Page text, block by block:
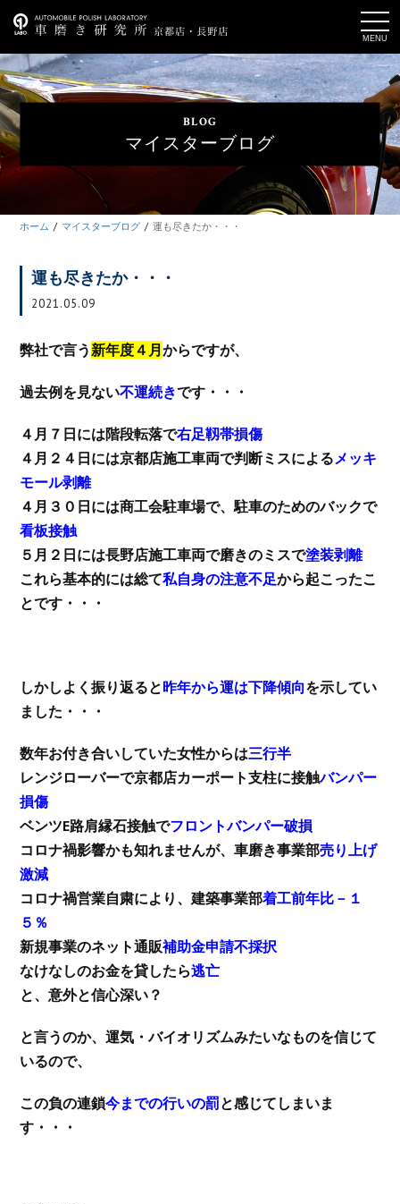
t
o
g
g
l
e
n
a
a
t
i
o
n
BLOG
マイスターブログ
ホーム マイスターブログ 運も尽きたか・・・
運も尽きたか・・・
2021.05.09
弊社で言う新年度４月からですが、
過去例を見ない不運続きです・・・
４月７日には階段転落で右足靱帯損傷
４月２４日には京都店施工車両で判断ミスによるメッキ
モール剥離
４月３０日には商工会駐車場で、駐車のためのバックで
看板接触
５月２日には長野店施工車両で磨きのミスで塗装剥離
これら基本的には総て私自身の注意不足から起こったこ
とです・・・
しかしよく振り返ると昨年から運は下降傾向を示してい
ました・・・
数年お付き合いしていた女性からは三行半
レンジローバーで京都店カーポート支柱に接触バンパー
損傷
ベンツE路肩縁石接触でフロントバンパー破損
コロナ禍影響かも知れませんが、車磨き事業部売り上げ
激減
コロナ禍営業自粛により、建築事業部着工前年比－１
５％
新規事業のネット通販補助金申請不採択
なけなしのお金を貸したら逃亡
と、意外と信心深い？
と言うのか、運気・バイオリズムみたいなものを信じて
いるので、
この負の連鎖今までの行いの罰と感じてしまいま
す・・・